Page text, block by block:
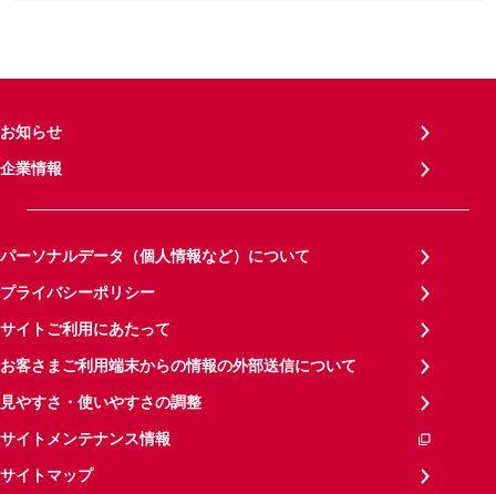
お知らせ
企業情報
パーソナルデータ（個人情報など）について
プライバシーポリシー
サイトご利用にあたって
お客さまご利用端末からの情報の外部送信について
見やすさ・使いやすさの調整
サイトメンテナンス情報
サイトマップ